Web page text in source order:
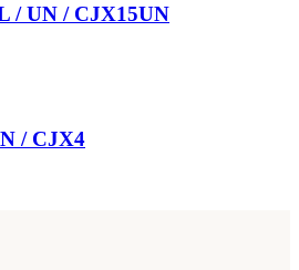
/ UN / CJX15UN
/ CJX4